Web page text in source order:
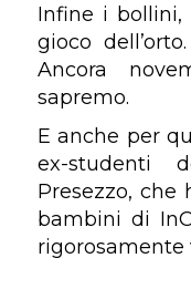
Infine i bollini,
gioco
Ancora
sapremo.
E anche per
ex-studenti
Presezzo,
bambini di
rigorosamente